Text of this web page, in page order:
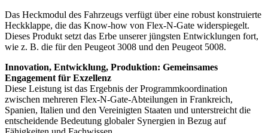
Das Heckmodul des Fahrzeugs verfügt über eine robust konstruierte
Heckklappe, die das Know-how von Flex-N-Gate widerspiegelt.
Dieses Produkt setzt das Erbe unserer jüngsten Entwicklungen fort,
wie z. B. die für den Peugeot 3008 und den Peugeot 5008.
Innovation, Entwicklung, Produktion: Gemeinsames
Engagement für Exzellenz
Diese Leistung ist das Ergebnis der Programmkoordination
zwischen mehreren Flex-N-Gate-Abteilungen in Frankreich,
Spanien, Italien und den Vereinigten Staaten und unterstreicht die
entscheidende Bedeutung globaler Synergien in Bezug auf